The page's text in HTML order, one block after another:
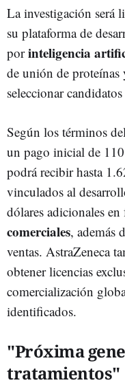
La investigación será
su plataforma de
porinteligencia
de unión de
seleccionar
Según los términos
un pago inicial de
podrá recibir hasta
vinculados al
dólares adicionales
comerciales, además
ventas. AstraZeneca
obtener licencias
comercialización
identificados.
"Próxima
tratamientos"